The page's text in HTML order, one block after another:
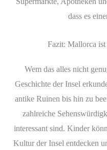
dass es
Fazit: Mallorca
Wem das alles nicht
Geschichte der Insel
antike Ruinen bis hin zu
zahlreiche
interessant sind. Kinder
Kultur der Insel entdecken